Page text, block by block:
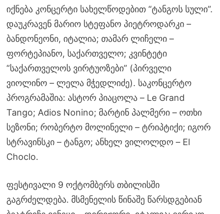
იქნება კონცერტი სახელწოდებით “ტანგოს სული”.
დაუკრავენ მარიო სტეფანო პიეტროდარკი –
ბანდონეონი, იტალია; თამარ ლიჩელი –
ფორტეპიანო, საქართველო; კვინტეტი
“საქართველოს ვირტუოზები” (პირველი
ვიოლინო – ლელა მჭედლიძე). საკონცერტო
პროგრამაშია: ასტორ პიაცოლა – Le Grand
Tango; Adios Nonino; მარტინ პალმერი – ოთხი
სეზონი; რობერტო მოლინელი – ტრიპტიქი; იგორ
სტრავინსკი – ტანგო; ანხელ ვილოლდო – El
Choclo.
ფესტივალი 9 ოქტომბერს თბილისში
გაგრძელდება. მსმენელის წინაშე წარსდგებიან